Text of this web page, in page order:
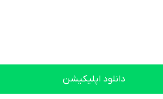
دانلود اپلیکیشن